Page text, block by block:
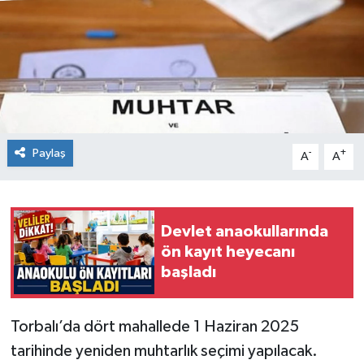
Paylaş A- A+
Devlet anaokullarında
ön kayıt heyecanı
başladı
Torbalı’da dört mahallede 1 Haziran 2025
tarihinde yeniden muhtarlık seçimi yapılacak.